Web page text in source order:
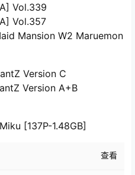
Vol.339
Vol.357
Mansion W2 Maruemon
Version C
Version A+B
[137P-1.48GB]
查看